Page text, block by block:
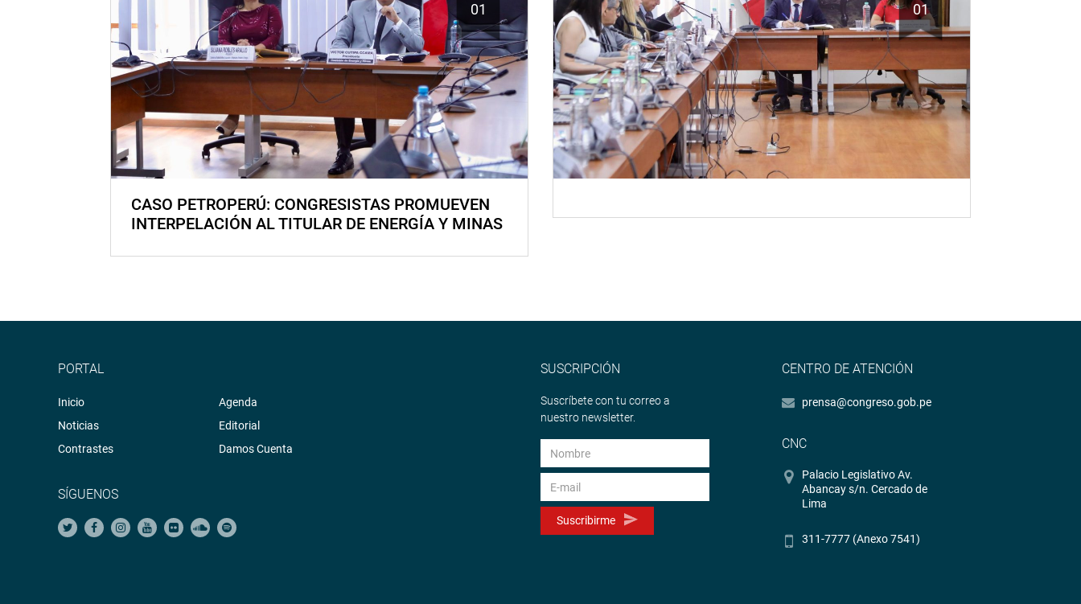
01
CASO PETROPERÚ: CONGRESISTAS PROMUEVEN
INTERPELACIÓN AL TITULAR DE ENERGÍA Y MINAS
01
PORTAL
Inicio
Noticias
Contrastes
Agenda
Editorial
Damos Cuenta
SÍGUENOS
SUSCRIPCIÓN
Suscríbete con tu correo a
nuestro newsletter.
Suscribirme
CENTRO DE ATENCIÓN
prensa@congreso.gob.pe
CNC
Palacio Legislativo Av.
Abancay s/n. Cercado de
Lima
311-7777 (Anexo 7541)